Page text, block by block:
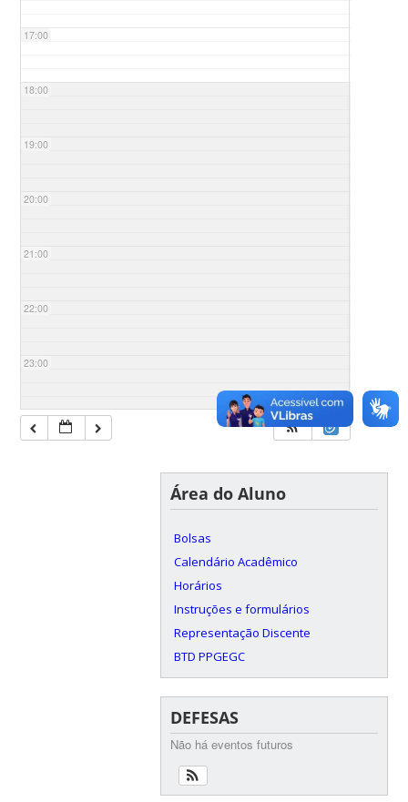
17:00
18:00
19:00
20:00
21:00
22:00
23:00
Área do Aluno
Bolsas
Calendário Acadêmico
Horários
Instruções e formulários
Representação Discente
BTD PPGEGC
DEFESAS
Não há eventos futuros